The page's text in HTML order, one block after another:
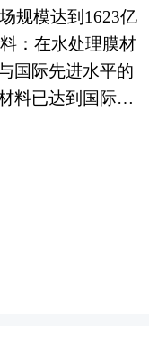
方法帮助客户深
和投资机会，规
。沥青行业报告
行业各种相关因
议对策等，是沥
的研究性报告。
要内容，重在沥
沥青行业研究报
解各行业当前最
正确投资和明确
，在大量周密的
发展挑战、行业
业的投资分析和
铁锂行业的整体
了参考建议和具
行业的投资者具
磷酸铁锂行业发
进企业的发展壮
一直在业内处于
面、研究最为深
报告系列。报告
际接轨的咨询背
需求为导向，以
、企业等多层面
析体系，在研究
业发展的方向、
业投资价值，准
销机会与商机，
业领导人制定发
规模达到1623亿
：在水处理膜材
国际先进水平的
料已达到国际先
，提出利用单体
新路径。 应用
水处理、市政自
用。 高性能材
应用，提升了膜
长使用寿命并提
效降耗，有望取